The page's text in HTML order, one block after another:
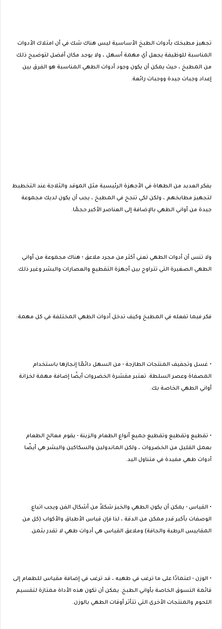
تجهيز مطبخك بأدوات الطبخ الأساسية ليس هناك شك في أن امتلاك الأدوات
المناسبة للوظيفة يجعل أي مهمة أسهل ، ولا يوجد مكان أفضل لتوضيح ذلك
من المطبخ ، حيث يمكن أن يكون وجود أدوات الطهي المناسبة هو الفرق بين
إعداد وجبات جيدة ووجبات رائعة.
يفكر العديد من الطهاة في الأجهزة الرئيسية مثل الموقد والثلاجة عند التخطيط
لتجهيز مطابخهم ، ولكن لكي تنجح في المطبخ ، يجب أن يكون لديك مجموعة
جيدة من أواني الطهي بالإضافة إلى العناصر الأكبر حجمًا.
ولا تنس أن أدوات الطهي تعني أكثر من مجرد ملاعق ؛ هناك مجموعة من أواني
الطهي الصغيرة التي تتراوح بين أجهزة التقطيع والعصارات والبشر وغير ذلك.
فكر فيما تفعله في المطبخ وكيف تدخل أدوات الطهي المختلفة في كل مهمة:
• غسل وتجفيف المنتجات الطازجة - من السهل دائمًا إنجازها باستخدام
المصفاة وعصر السلطة. تعتبر مقشرة الخضروات أيضًا إضافة مهمة لخزانة
أواني الطهي الخاصة بك.
• تقطيع وتقطيع وتقطيع جميع أنواع الطعام والزينة - يقوم معالج الطعام
بعمل القليل من الخضروات ، ولكن الماندولين والسكاكين والبشر هي أيضًا
أدوات طهي مفيدة في متناول اليد.
• القياس - يمكن أن يكون الطهي والخبز شكلاً من أشكال الفن ويجب اتباع
الوصفات بأكبر قدر ممكن من الدقة ، لذا فإن قياس الأطباق والأكواب (كل من
المقاييس الرطبة والجافة) وملاعق القياس هي أدوات طهي لا تقدر بثمن.
• الوزن - اعتمادًا على ما ترغب في طهيه ، قد ترغب في إضافة مقياس للطعام إلى
قائمة التسوق الخاصة بأواني الطبخ. يمكن أن تكون هذه الأداة ممتازة لتقسيم
اللحوم والمنتجات الأخرى التي تتأثر أوقات الطهي بالوزن.